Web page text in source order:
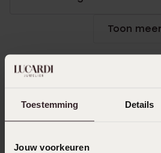
Toestemming Details
Jouw voorkeuren
Toon
Ook leuk voor jou